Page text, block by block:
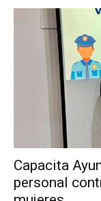
Capacita
personal